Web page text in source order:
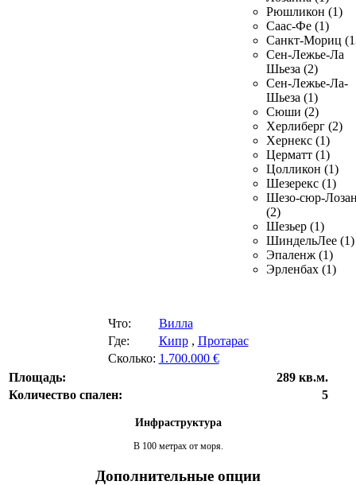
Рюшликон (1)
Саас-Фе (1)
Санкт-Мориц
Сен-Лежье-Ла
Шьеза (2)
Сен-Лежье-Ла-
Шьеза (1)
Сюши (2)
Херлиберг (2)
Хернекс (1)
Церматт (1)
Цолликон (1)
Шезерекс (1)
Шезо-сюр-
(2)
Шезьер (1)
ШиндельЛее (1)
Эпаленж (1)
Эрленбах (1)
Что:
Вилла
Где:
Кипр, Протарас
Сколько: 1.700.000 €
Площадь:
289 кв.м.
Количество спален:
5
Инфраструктура
В 100 метрах от моря.
Дополнительные опции